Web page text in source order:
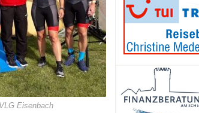
Eisenbach